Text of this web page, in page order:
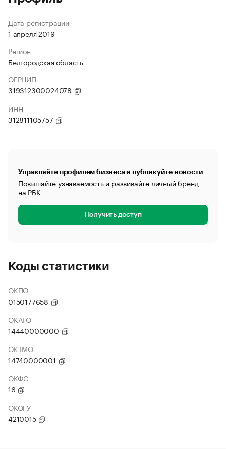
Дата регистрации
1 апреля 2019
Регион
Белгородская область
ОГРНИП
319312300024078
ИНН
312811105757
Управляйте профилем бизнеса и публикуйте новости
Повышайте узнаваемость и развивайте личный бренд
на РБК
Получить доступ
Коды статистики
ОКПО
0150177658
ОКАТО
14440000000
ОКТМО
14740000001
ОКФС
16
ОКОГУ
4210015